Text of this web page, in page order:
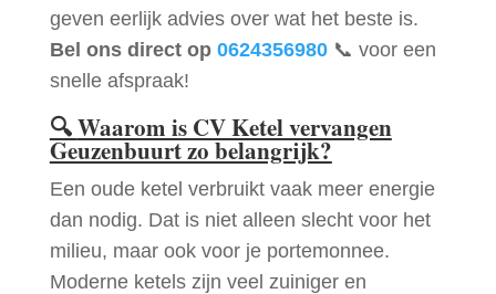
geven eerlijk advies over wat het beste is.
Bel ons direct op 0624356980📞 voor een
snelle afspraak!
🔍Waarom is CV Ketel vervangen
Geuzenbuurt zo belangrijk?
Een oude ketel verbruikt vaak meer energie
dan nodig. Dat is niet alleen slecht voor het
milieu, maar ook voor je portemonnee.
Moderne ketels zijn veel zuiniger en